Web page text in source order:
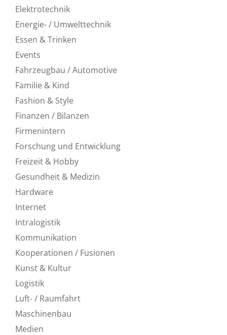
Elektrotechnik
Energie- / Umwelttechnik
Essen & Trinken
Events
Fahrzeugbau / Automotive
Familie & Kind
Fashion & Style
Finanzen / Bilanzen
Firmenintern
Forschung und Entwicklung
Freizeit & Hobby
Gesundheit & Medizin
Hardware
Internet
Intralogistik
Kommunikation
Kooperationen / Fusionen
Kunst & Kultur
Logistik
Luft- / Raumfahrt
Maschinenbau
Medien